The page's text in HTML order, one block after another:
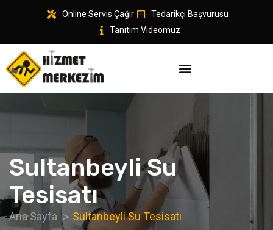
Online Servis Çağır
Tedarikçi Başvurusu
Tanıtım Videomuz
Sultanbeyli Su
Tesisatı
Ana Sayfa Sultanbeyli Su Tesisatı